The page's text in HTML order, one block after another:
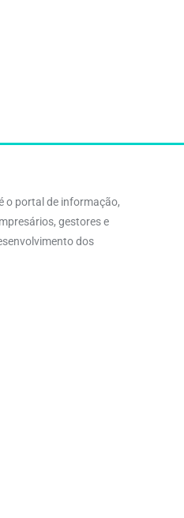
o portal de informação,
gestores e
dos